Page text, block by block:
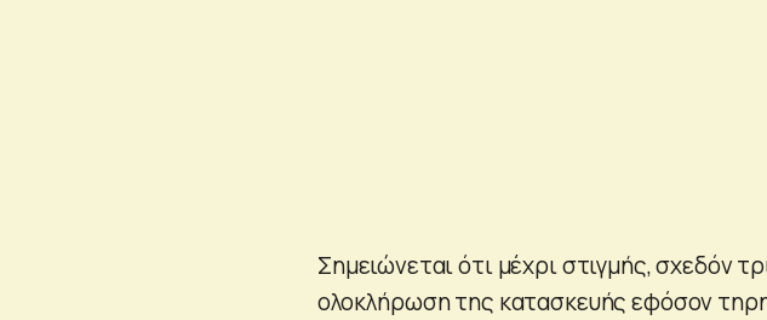
Σημειώνεται ότι μέχρι στιγμής, σχεδόν
ολοκλήρωση της κατασκευής εφόσον